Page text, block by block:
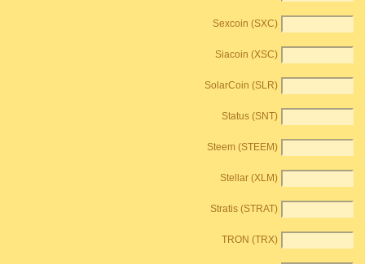
Sexcoin (SXC)
Siacoin (XSC)
SolarCoin (SLR)
Status (SNT)
Steem (STEEM)
Stellar (XLM)
Stratis (STRAT)
TRON (TRX)